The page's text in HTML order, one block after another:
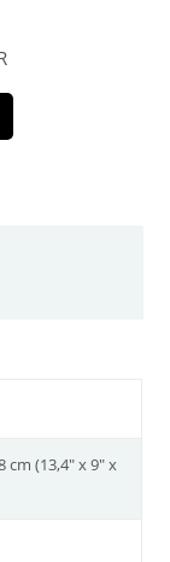
cm (13,4″ x 9″ x